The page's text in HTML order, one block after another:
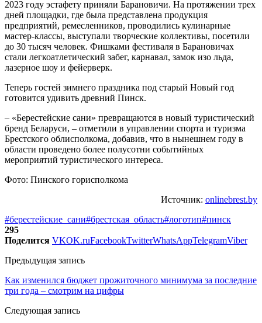
2023 году эстафету приняли Барановичи. На протяжении трех
дней площадки, где была представлена продукция
предприятий, ремесленников, проводились кулинарные
мастер-классы, выступали творческие коллективы, посетили
до 30 тысяч человек. Фишками фестиваля в Барановичах
стали легкоатлетический забег, карнавал, замок изо льда,
лазерное шоу и фейерверк.
Теперь гостей зимнего праздника под старый Новый год
готовится удивить древний Пинск.
– «Берестейские сани» превращаются в новый туристический
бренд Беларуси, – отметили в управлении спорта и туризма
Брестского облисполкома, добавив, что в нынешнем году в
области проведено более полусотни событийных
мероприятий туристического интереса.
Фото: Пинского горисполкома
Источник: onlinebrest.by
#берестейские_сани#брестская_область#логотип#пинск
295
Поделится VKOK.ruFacebookTwitterWhatsAppTelegramViber
Предыдущая запись
Как изменился бюджет прожиточного минимума за последние
три года – смотрим на цифры
Следующая запись